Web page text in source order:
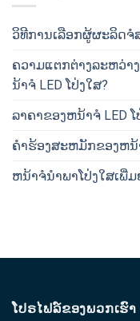
ວິທີການເລືອກຜູ້ຜະລິດຈໍ
ຄວາມແຕກຕ່າງລະຫວ່າ
ນ້າຈໍ LED ໂປ່ງໃສ?
ລາຄາຂອງຫນ້າຈໍ LED
ຄໍາຮ້ອງສະຫມັກຂອງຫນ້
ຫນ້າຈໍນໍາພາໂປ່ງໃສເພີ່
ໂປຣໄຟລ໌ຂອງພວກເຮົາ